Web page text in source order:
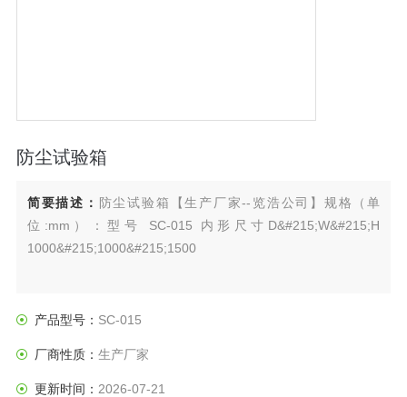
防尘试验箱
简要描述： 防尘试验箱【生产厂家--览浩公司】规格（单
位:mm）：型号 SC-015 内形尺寸D&#215;W&#215;H
1000&#215;1000&#215;1500
产品型号： SC-015
厂商性质： 生产厂家
更新时间： 2026-07-21